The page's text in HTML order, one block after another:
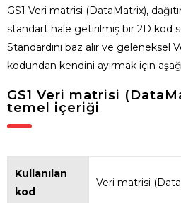
GS1 Veri matrisi (DataMatrix),
standart hale getirilmiş bir 2D kod
Standardını baz alır ve geleneksel
kodundan kendini ayırmak için
GS1 Veri matrisi
temel içeriği
Kullanılan
kod
Veri matrisi